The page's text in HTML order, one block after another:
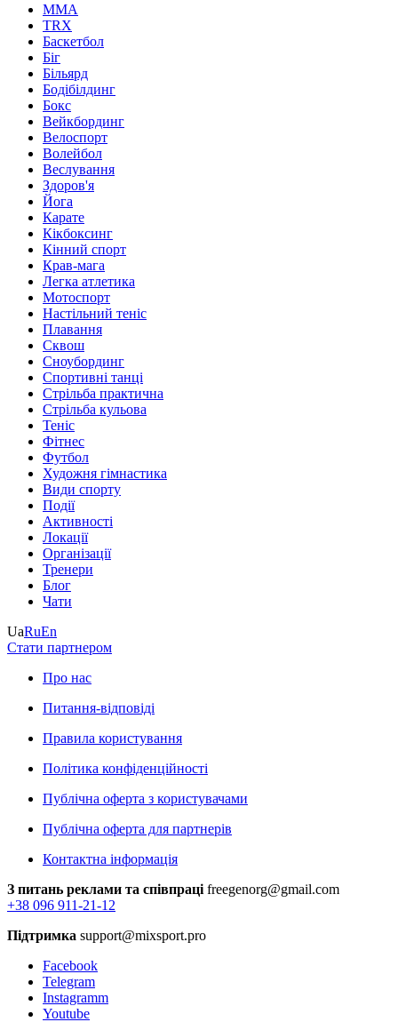
MMA
TRX
Баскетбол
Біг
Більярд
Бодібілдинг
Бокс
Вейкбординг
Велоспорт
Волейбол
Веслування
Здоров'я
Йога
Карате
Кікбоксинг
Кінний спорт
Крав-мага
Легка атлетика
Мотоспорт
Настільний теніс
Плавання
Сквош
Сноубординг
Спортивні танці
Стрільба практична
Стрільба кульова
Теніс
Фітнес
Футбол
Художня гімнастика
Види спорту
Події
Активності
Локації
Організації
Тренери
Блог
Чати
UaRuEn
Стати партнером
Про нас
Питання-відповіді
Правила користування
Політика конфіденційності
Публічна оферта з користувачами
Публічна оферта для партнерів
Контактна інформація
З питань реклами та співпраці freegenorg@gmail.com
+38 096 911-21-12
Підтримка support@mixsport.pro
Facebook
Telegram
Instagramm
Youtube